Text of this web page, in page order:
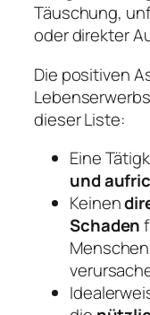
Täuschung,
oder direkter
Die positiven
dieser Liste:
Eine
und
Keinen
Schaden